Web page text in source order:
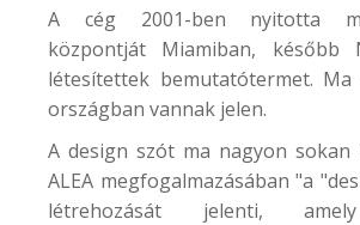
A cég 2001-ben nyitotta
központját Miamiban, később
létesítettek bemutatótermet.
országban vannak jelen.
A design szót ma nagyon sokan
ALEA megfogalmazásában "a
létrehozását jelenti,